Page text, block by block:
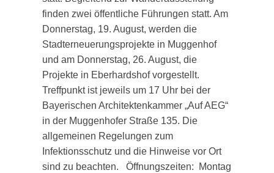
finden zwei öffentliche Führungen statt. Am
Donnerstag, 19. August, werden die
Stadterneuerungsprojekte in Muggenhof
und am Donnerstag, 26. August, die
Projekte in Eberhardshof vorgestellt.
Treffpunkt ist jeweils um 17 Uhr bei der
Bayerischen Architektenkammer „Auf AEG“
in der Muggenhofer Straße 135. Die
allgemeinen Regelungen zum
Infektionsschutz und die Hinweise vor Ort
sind zu beachten. Öffnungszeiten: Montag